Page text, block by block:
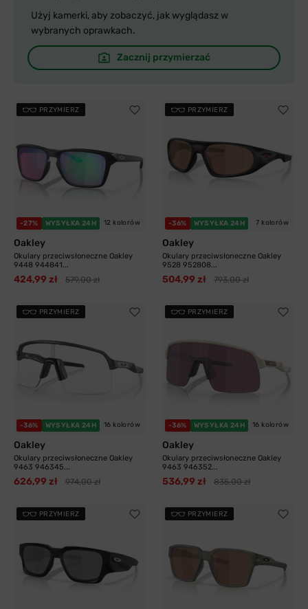
Użyj kamerki, aby zobaczyć, jak wyglądasz w
wybranych oprawkach.
Zacznij przymierzać
PRZYMIERZ
-27% WYSYŁKA 24H 12 kolorów
Oakley
Okulary przeciwsłoneczne Oakley
9448 944841...
424,99 zł 579,00 zł
PRZYMIERZ
-36% WYSYŁKA 24H 7 kolorów
Oakley
Okulary przeciwsłoneczne Oakley
9528 952808...
504,99 zł 793,00 zł
PRZYMIERZ
-36% WYSYŁKA 24H 16 kolorów
Oakley
Okulary przeciwsłoneczne Oakley
9463 946345...
626,99 zł 974,00 zł
PRZYMIERZ
-36% WYSYŁKA 24H 16 kolorów
Oakley
Okulary przeciwsłoneczne Oakley
9463 946352...
536,99 zł 835,00 zł
PRZYMIERZ PRZYMIERZ